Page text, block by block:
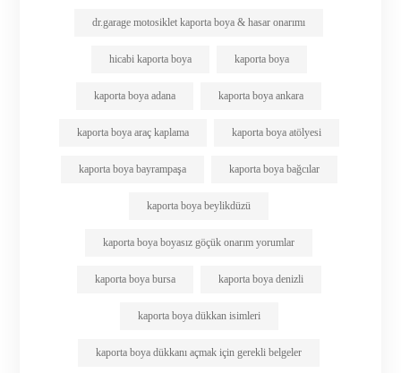
dr.garage motosiklet kaporta boya & hasar onarımı
hicabi kaporta boya kaporta boya
kaporta boya adana kaporta boya ankara
kaporta boya araç kaplama kaporta boya atölyesi
kaporta boya bayrampaşa kaporta boya bağcılar
kaporta boya beylikdüzü
kaporta boya boyasız göçük onarım yorumlar
kaporta boya bursa kaporta boya denizli
kaporta boya dükkan isimleri
kaporta boya dükkanı açmak için gerekli belgeler